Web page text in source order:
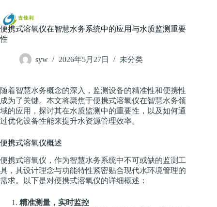
过
内
容
便携式溶氧仪在智慧水务系统中的应用与水质监测重要
性
syw 2026年5月27日 未分类
随着智慧水务概念的深入，监测设备的精准性和便携性
成为了关键。本文将聚焦于便携式溶氧仪在智慧水务领
域的应用，探讨其在水质监测中的重要性，以及如何通
过优化设备性能来提升水资源管理效率。
便携式溶氧仪概述
便携式溶氧仪，作为智慧水务系统中不可或缺的监测工
具，其设计理念与功能特性紧密贴合现代水环境管理的
需求。以下是对便携式溶氧仪的详细概述：
精准测量，实时监控